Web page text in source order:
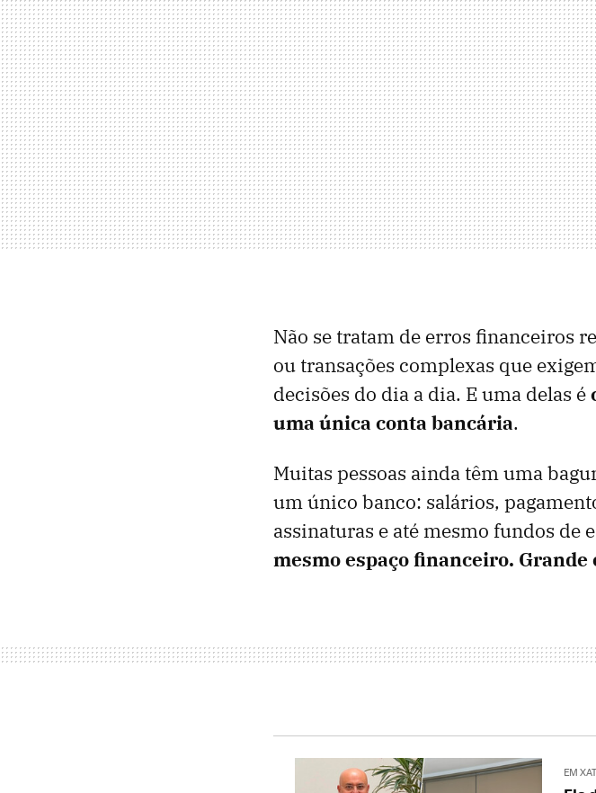
Não se tratam de erros financeiros
ou transações complexas que
decisões do dia a dia. E uma delas é
uma única conta bancária.
Muitas pessoas ainda têm uma
um único banco: salários,
assinaturas e até mesmo fundos de
mesmo espaço financeiro. Grande
EM